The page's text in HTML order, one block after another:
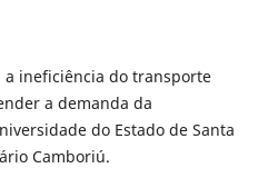
a ineficiência do transporte
a demanda da
do Estado de Santa
Camboriú.